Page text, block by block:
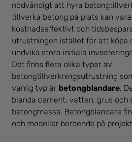
nödvändigt att hyra
tillverka betong på plats kan
kostnadseffektivt och
utrustningen istället för att köpa
undvika stora initiala
Det finns flera olika typer av
betongtillverkningsutrustning
vanlig typ är betongblandare.
blanda cement, vatten, grus och
betongmassa. Betongblandare
och modeller beroende på